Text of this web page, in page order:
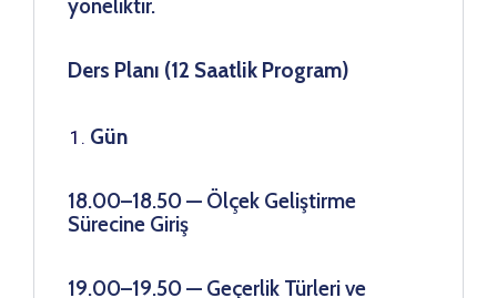
yöneliktir.
Ders Planı (12 Saatlik Program)
Gün
18.00–18.50 — Ölçek Geliştirme
Sürecine Giriş
19.00–19.50 — Geçerlik Türleri ve